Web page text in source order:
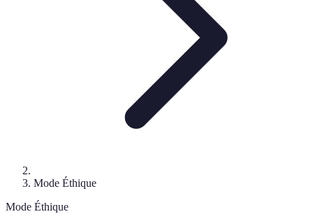
Mode Éthique
Mode Éthique